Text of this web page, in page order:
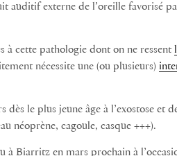
auditif externe de l’oreille favorisé
à cette pathologie dont on ne ressent
nécessite une (ou plusieurs)
le plus jeune âge à l’exostose et
néoprène, cagoule, casque +++).
à Biarritz en mars prochain à